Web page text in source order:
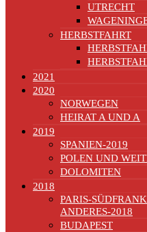
UTRECHT
HERBSTFAHRT
2021
2020
NORWEGEN
HEIRAT A UND A
2019
SPANIEN-2019
POLEN UND
DOLOMITEN
2018
PARIS-
ANDERES-2018
BUDAPEST